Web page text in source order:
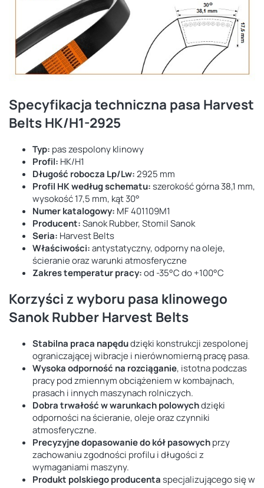
Specyfikacja techniczna pasa Harvest
Belts HK/H1-2925
Typ: pas zespolony klinowy
Profil: HK/H1
Długość robocza Lp/Lw:2925 mm
Profil HK według schematu:szerokość górna 38,1 mm,
wysokość 17,5 mm, kąt 30°
Numer katalogowy: MF 401109M1
Producent:Sanok Rubber, Stomil Sanok
Seria: Harvest Belts
Właściwości:antystatyczny, odporny na oleje,
ścieranie oraz warunki atmosferyczne
Zakres temperatur pracy:od -35°C do +100°C
Korzyści z wyboru pasa klinowego
Sanok Rubber Harvest Belts
Stabilna praca napędudzięki konstrukcji zespolonej
ograniczającej wibracje i nierównomierną pracę pasa.
Wysoka odporność na rozciąganie, istotna podczas
pracy pod zmiennym obciążeniem w kombajnach,
prasach i innych maszynach rolniczych.
Dobra trwałość w warunkach polowychdzięki
odporności na ścieranie, oleje oraz czynniki
atmosferyczne.
Precyzyjne dopasowanie do kół pasowychprzy
zachowaniu zgodności profilu i długości z
wymaganiami maszyny.
Produkt polskiego producentaspecjalizującego się w